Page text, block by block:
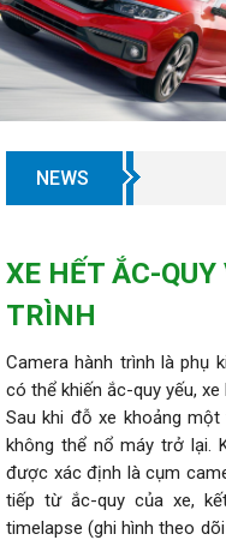
NEWS
XE HẾT ẮC-
TRÌNH
Camera hành trình là phụ
có thể khiến ắc-quy yếu,
Sau khi đỗ xe khoảng một
không thể nổ máy trở lại.
được xác định là cụm
tiếp từ ắc-quy của xe,
timelapse (ghi hình theo